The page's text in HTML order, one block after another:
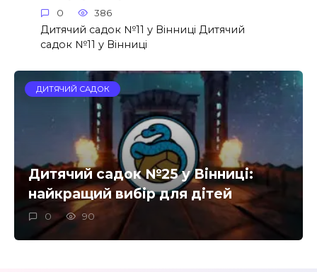
0 386
Дитячий садок №11 у Вінниці Дитячий
садок №11 у Вінниці
ДИТЯЧИЙ САДОК
Дитячий садок №25 у Вінниці:
найкращий вибір для дітей
0 90